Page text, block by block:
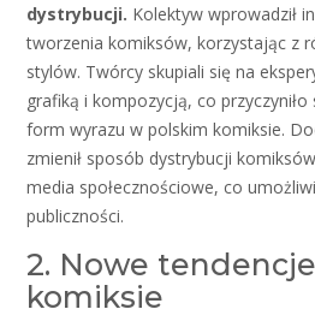
dystrybucji. Kolektyw wprowadził
tworzenia komiksów, korzystając z
stylów. Twórcy skupiali się na
grafiką i kompozycją, co
form wyrazu w polskim komiksie.
zmienił sposób dystrybucji
media społecznościowe, co
publiczności.
2. Nowe
komiksie